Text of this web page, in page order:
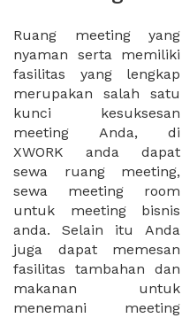
Ruang meeting yang
nyaman serta memiliki
fasilitas yang lengkap
merupakan salah satu
kunci kesuksesan
meeting Anda, di
XWORK anda dapat
sewa ruang meeting,
sewa meeting room
untuk meeting bisnis
anda. Selain itu Anda
juga dapat memesan
fasilitas tambahan dan
makanan untuk
menemani meeting
Ruang meeting juga
dapat diatur susunan
tempat duduk sesuai
kebutuhan dan
ketersediaan ruangan.
Ribuan ruang meeting
dapat Anda pilih
berdasarkan corak
interior, lokasi yang
strategis, harga yang
sesuai dengan budget
meeting Anda, ataupun
disesuaikan dengan
kebutuhan klien Anda.
Sewa meeting room di